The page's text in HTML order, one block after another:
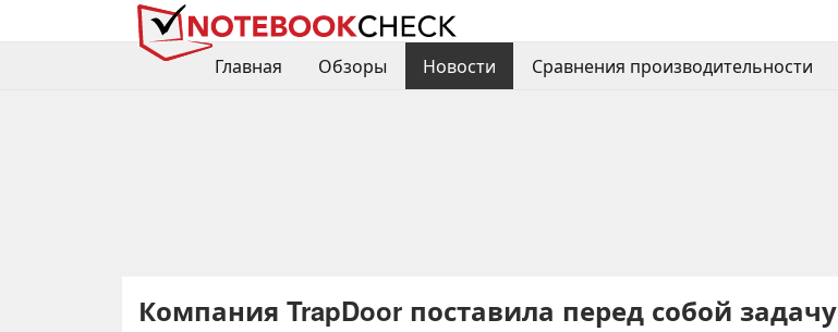
Главная
Обзоры Новости Сравнения производительности
Компания TrapDoor поставила перед собой задачу